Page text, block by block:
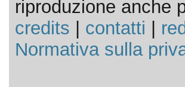
riproduzione anche
credits
contatti
Normativa sulla